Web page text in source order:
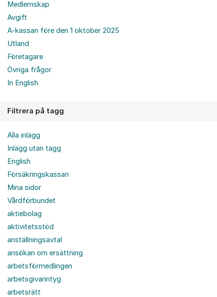
Medlemskap
Avgift
A-kassan före den 1 oktober 2025
Utland
Företagare
Övriga frågor
In English
Filtrera på tagg
Alla inlägg
Inlägg utan tagg
English
Försäkringskassan
Mina sidor
Vårdförbundet
aktiebolag
aktivitetsstöd
anställningsavtal
ansökan om ersättning
arbetsförmedlingen
arbetsgivarintyg
arbetsrätt